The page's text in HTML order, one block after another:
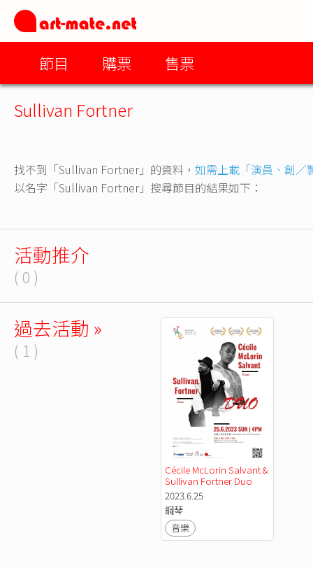
節目 購票 售票
Sullivan Fortner
找不到「Sullivan Fortner」的資料， 如需上載「演員、創／
以名字「Sullivan Fortner」搜尋節目的結果如下：
活動推介
( 0 )
過去活動 »
( 1 )
Cécile McLorin Salvant &
Sullivan Fortner Duo
2023.6.25
鋼琴
音樂